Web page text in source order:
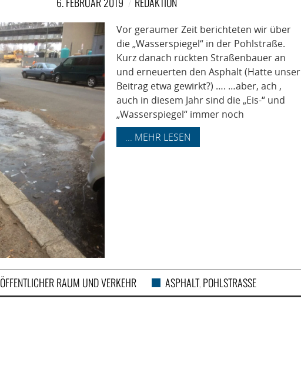
Vor geraumer Zeit berichteten wir über
die „Wasserspiegel“ in der Pohlstraße.
Kurz danach rückten Straßenbauer an
und erneuerten den Asphalt (Hatte unser
Beitrag etwa gewirkt?) …. …aber, ach ,
auch in diesem Jahr sind die „Eis-“ und
„Wasserspiegel“ immer noch
... MEHR LESEN
ÖFFENTLICHER RAUM UND VERKEHR ASPHALT, POHLSTRASSE